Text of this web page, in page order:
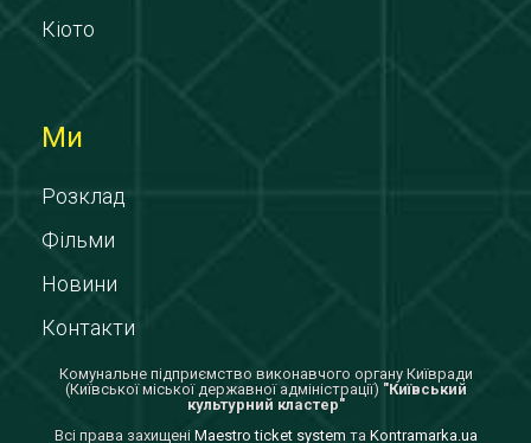
Кіото
Ми
Розклад
Фільми
Новини
Контакти
Комунальне підприємство виконавчого органу Київради
(Київської міської державної адміністрації) "Київський
культурний кластер"
Всi права захищенi Maestro ticket system та Kontramarka.ua